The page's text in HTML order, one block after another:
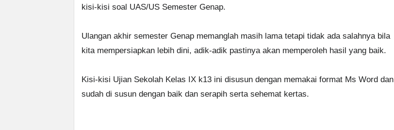
kisi-kisi soal UAS/US Semester Genap.
Ulangan akhir semester Genap memanglah masih lama tetapi tidak ada salahnya bila
kita mempersiapkan lebih dini, adik-adik pastinya akan memperoleh hasil yang baik.
Kisi-kisi Ujian Sekolah Kelas IX k13 ini disusun dengan memakai format Ms Word dan
sudah di susun dengan baik dan serapih serta sehemat kertas.